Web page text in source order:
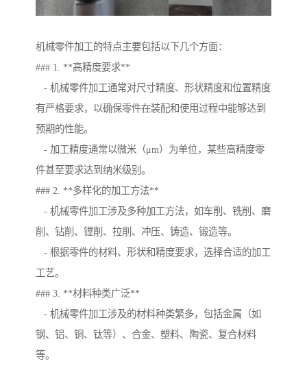
机械零件加工的特点主要包括以下几个方面：
### 1. **高精度要求**
- 机械零件加工通常对尺寸精度、形状精度和位置精度
有严格要求，以确保零件在装配和使用过程中能够达到
预期的性能。
- 加工精度通常以微米（μm）为单位，某些高精度零
件甚至要求达到纳米级别。
### 2. **多样化的加工方法**
- 机械零件加工涉及多种加工方法，如车削、铣削、磨
削、钻削、镗削、拉削、冲压、铸造、锻造等。
- 根据零件的材料、形状和精度要求，选择合适的加工
工艺。
### 3. **材料种类广泛**
- 机械零件加工涉及的材料种类繁多，包括金属（如
钢、铝、铜、钛等）、合金、塑料、陶瓷、复合材料
等。